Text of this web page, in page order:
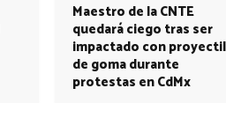
Maestro de la CNTE
quedará ciego tras ser
impactado con proyectil
de goma durante
protestas en CdMx